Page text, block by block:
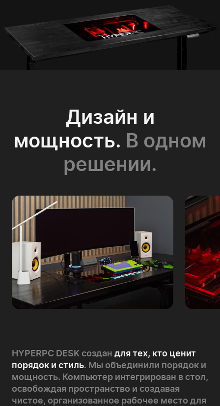
Дизайн и
мощность. В одном
решении.
HYPERPC DESK создан для тех, кто ценит
порядок и стиль. Мы объединили порядок и
мощность. Компьютер интегрирован в стол,
освобождая пространство и создавая
чистое, организованное рабочее место для